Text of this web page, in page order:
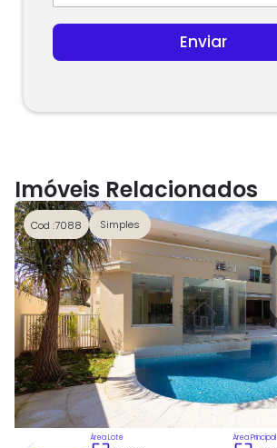
e
s
1
Enviar
Imóveis Relacionados
Cod :7088 Simples
Área Lote
Área Principal